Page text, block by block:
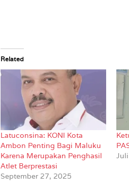
Related
Latuconsina: KONI Kota
Ambon Penting Bagi Maluku
Karena Merupakan Penghasil
Atlet Berprestasi
September 27, 2025